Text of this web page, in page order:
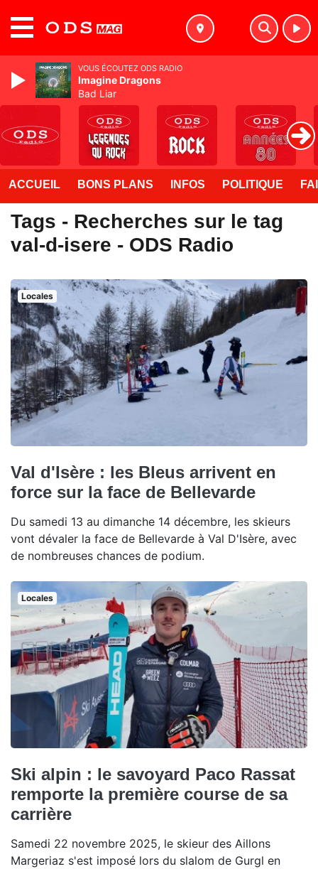
ACCUEIL BONS PLANS INFOS POLITIQUE
Tags - Recherches sur le tag
val-d-isere - ODS Radio
Locales
Val d'Isère : les Bleus arrivent en
force sur la face de Bellevarde
Du samedi 13 au dimanche 14 décembre, les skieurs
vont dévaler la face de Bellevarde à Val D'Isère, avec
de nombreuses chances de podium.
Locales
Ski alpin : le savoyard Paco Rassat
remporte la première course de sa
carrière
Samedi 22 novembre 2025, le skieur des Aillons
Margeriaz s'est imposé lors du slalom de Gurgl en
VOUS ÉCOUTEZ ODS RADIO
Imagine Dragons
Bad Liar